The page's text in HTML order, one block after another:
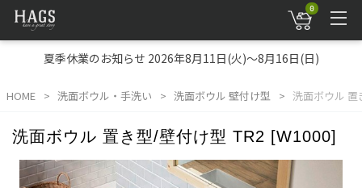
0
夏季休業のお知らせ 2026年8月11日(火)～8月16日(日)
HOME 洗面ボウル・手洗い 洗面ボウル 壁付け型 洗面ボウル 置
洗面ボウル 置き型/壁付け型 TR2 [W1000]